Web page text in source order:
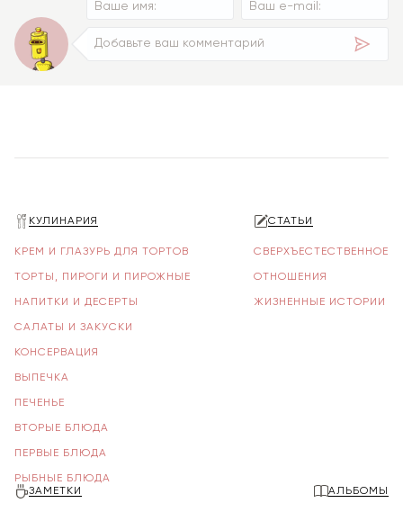
КУЛИНАРИЯ
КРЕМ И ГЛАЗУРЬ ДЛЯ ТОРТОВ
ТОРТЫ, ПИРОГИ И ПИРОЖНЫЕ
НАПИТКИ И ДЕСЕРТЫ
САЛАТЫ И ЗАКУСКИ
КОНСЕРВАЦИЯ
ВЫПЕЧКА
ПЕЧЕНЬЕ
ВТОРЫЕ БЛЮДА
ПЕРВЫЕ БЛЮДА
РЫБНЫЕ БЛЮДА
СТАТЬИ
СВЕРХЪЕСТЕСТВЕННОЕ
ОТНОШЕНИЯ
ЖИЗНЕННЫЕ ИСТОРИИ
ЗАМЕТКИ АЛЬБОМЫ